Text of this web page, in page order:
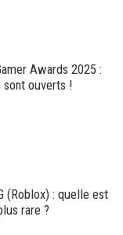
Awards 2025 :
sont ouverts !
(Roblox) : quelle est
rare ?